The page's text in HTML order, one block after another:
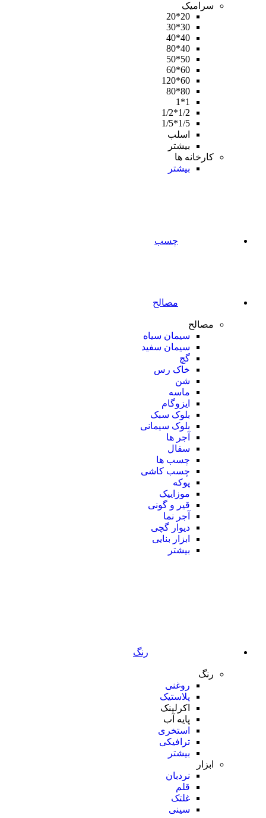
سرامیک
20*20
30*30
40*40
40*80
50*50
60*60
60*120
80*80
1*1
1/2*1/2
1/5*1/5
اسلب
بیشتر
کارخانه ها
بیشتر
چسب
مصالح
مصالح
سیمان سیاه
سیمان سفید
گچ
خاک رس
شن
ماسه
ایزوگام
بلوک سبک
بلوک سیمانی
آجر ها
سفال
چسب ها
چسب کاشی
پوکه
موزاییک
قیر و گونی
آجر نما
دیوار گچی
ابزار بنایی
بیشتر
رنگ
رنگ
روغنی
پلاستیک
اکرلینک
پایه آب
استخری
ترافیکی
بیشتر
ابزار
نردبان
قلم
غلتک
سینی